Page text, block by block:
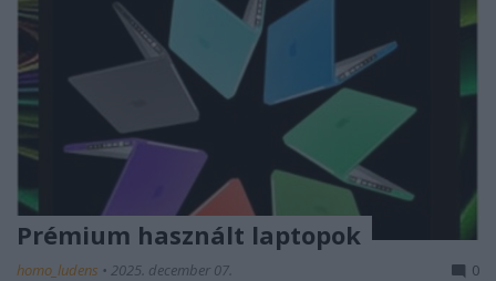
Prémium használt laptopok
homo_ludens • 2025. december 07. 0